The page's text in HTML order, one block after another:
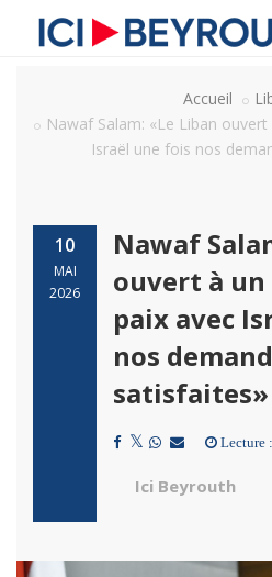
Accueil
Nawaf Salam: «Le Liban
Israël une fois nos
10
MAI
2026
Nawaf
ouvert à un
paix avec
nos
satisfaites»
Lecture
Ici Beyrouth